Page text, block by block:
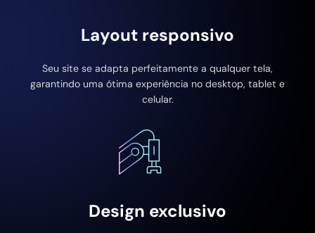
Layout responsivo
Seu site se adapta perfeitamente a qualquer tela,
garantindo uma ótima experiência no desktop, tablet e
celular.
Design exclusivo